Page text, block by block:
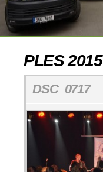
PLES 2015
DSC_0717